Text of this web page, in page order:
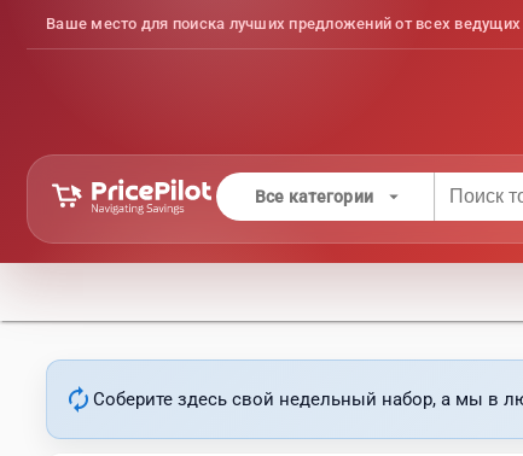
Ваше место для поиска лучших предложений от всех
Все категории arrow_drop_down
autorenew Соберите здесь свой недельный набор, а мы в